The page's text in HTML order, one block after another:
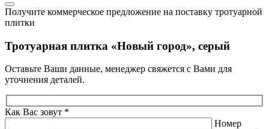
Получите коммерческое предложение на поставку тротуарной
плитки
Тротуарная плитка «Новый город», серый
Оставьте Ваши данные, менеджер свяжется с Вами для
уточнения деталей.
Как Вас зовут *
Номер